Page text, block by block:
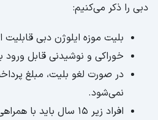
دبی را ذکر می‌کنیم:
بلیت موزه ایلوژن دبی قابلیت
خوراکی و نوشیدنی قابل
در صورت لغو بلیت، مبلغ
نمی‌شود.